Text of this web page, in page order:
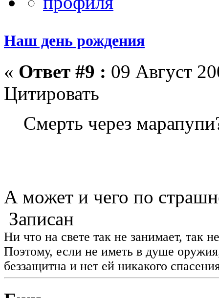
Наш день рождения
« Ответ #9 : 09 Август
Цитировать
Смерть через
А может и чего по
Записан
Ни что на свете так не занимает, так
Поэтому, если не иметь в душе
беззащитна и нет ей никакого